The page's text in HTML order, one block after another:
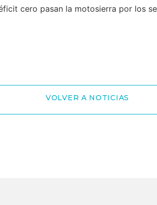
cero pasan la motosierra por los
VOLVER A NOTICIAS